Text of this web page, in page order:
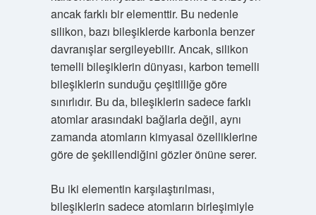
ancak farklı bir elementtir. Bu nedenle
silikon, bazı bileşiklerde karbonla benzer
davranışlar sergileyebilir. Ancak, silikon
temelli bileşiklerin dünyası, karbon temelli
bileşiklerin sunduğu çeşitliliğe göre
sınırlıdır. Bu da, bileşiklerin sadece farklı
atomlar arasındaki bağlarla değil, aynı
zamanda atomların kimyasal özelliklerine
göre de şekillendiğini gözler önüne serer.
Bu iki elementin karşılaştırılması,
bileşiklerin sadece atomların birleşimiyle